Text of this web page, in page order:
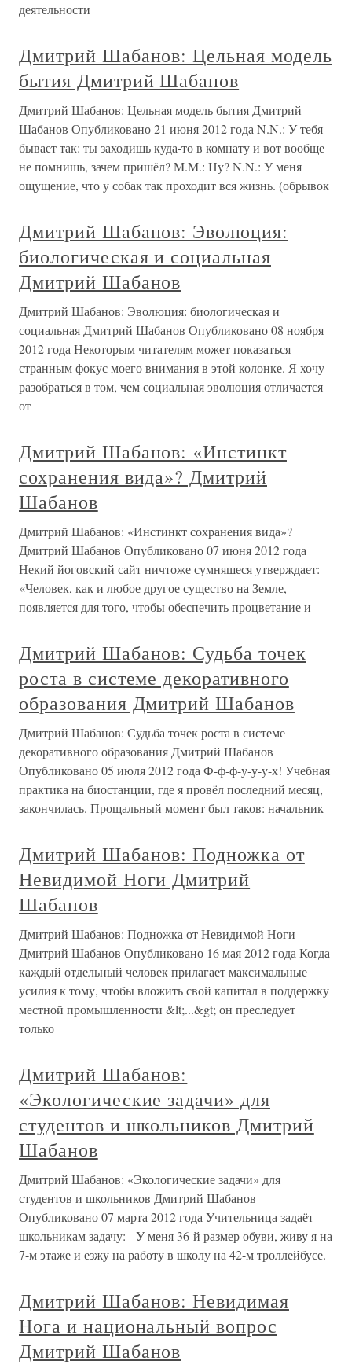
деятельности
Дмитрий Шабанов: Цельная модель
бытия Дмитрий Шабанов
Дмитрий Шабанов: Цельная модель бытия Дмитрий
Шабанов Опубликовано 21 июня 2012 года N.N.: У тебя
бывает так: ты заходишь куда-то в комнату и вот вообще
не помнишь, зачем пришёл? M.M.: Ну? N.N.: У меня
ощущение, что у собак так проходит вся жизнь. (обрывок
Дмитрий Шабанов: Эволюция:
биологическая и социальная
Дмитрий Шабанов
Дмитрий Шабанов: Эволюция: биологическая и
социальная Дмитрий Шабанов Опубликовано 08 ноября
2012 года Некоторым читателям может показаться
странным фокус моего внимания в этой колонке. Я хочу
разобраться в том, чем социальная эволюция отличается
от
Дмитрий Шабанов: «Инстинкт
сохранения вида»? Дмитрий
Шабанов
Дмитрий Шабанов: «Инстинкт сохранения вида»?
Дмитрий Шабанов Опубликовано 07 июня 2012 года
Некий йоговский сайт ничтоже сумняшеся утверждает:
«Человек, как и любое другое существо на Земле,
появляется для того, чтобы обеспечить процветание и
Дмитрий Шабанов: Судьба точек
роста в системе декоративного
образования Дмитрий Шабанов
Дмитрий Шабанов: Судьба точек роста в системе
декоративного образования Дмитрий Шабанов
Опубликовано 05 июля 2012 года Ф-ф-ф-у-у-у-х! Учебная
практика на биостанции, где я провёл последний месяц,
закончилась. Прощальный момент был таков: начальник
Дмитрий Шабанов: Подножка от
Невидимой Ноги Дмитрий
Шабанов
Дмитрий Шабанов: Подножка от Невидимой Ноги
Дмитрий Шабанов Опубликовано 16 мая 2012 года Когда
каждый отдельный человек прилагает максимальные
усилия к тому, чтобы вложить свой капитал в поддержку
местной промышленности &lt;...&gt; он преследует
только
Дмитрий Шабанов:
«Экологические задачи» для
студентов и школьников Дмитрий
Шабанов
Дмитрий Шабанов: «Экологические задачи» для
студентов и школьников Дмитрий Шабанов
Опубликовано 07 марта 2012 года Учительница задаёт
школьникам задачу: - У меня 36-й размер обуви, живу я на
7-м этаже и езжу на работу в школу на 42-м троллейбусе.
Дмитрий Шабанов: Невидимая
Нога и национальный вопрос
Дмитрий Шабанов